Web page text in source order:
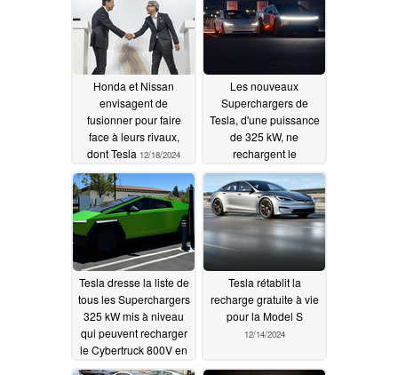
Honda et Nissan
envisagent de
fusionner pour faire
face à leurs rivaux,
dont Tesla 12/18/2024
Les nouveaux
Superchargers de
Tesla, d'une puissance
de 325 kW, ne
rechargent le
Cybertruck que 90
secondes plus vite
12/15/2024
Tesla dresse la liste de
tous les Superchargers
325 kW mis à niveau
qui peuvent recharger
le Cybertruck 800V en
20 minutes12/15/2024
Tesla rétablit la
recharge gratuite à vie
pour la Model S
12/14/2024